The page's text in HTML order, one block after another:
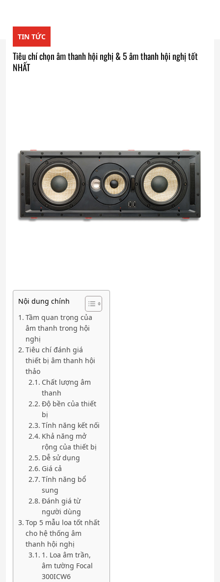
TIN TỨC
Tiêu chí chọn âm thanh hội nghị & 5 âm thanh hội nghị tốt
NHẤT
Nội dung chính
Tầm quan trọng của
âm thanh trong hội
nghị
Tiêu chí đánh giá
thiết bị âm thanh hội
thảo
Chất lượng âm
thanh
Độ bền của thiết
bị
Tính năng kết nối
Khả năng mở
rộng của thiết bị
Dễ sử dụng
Giá cả
Tính năng bổ
sung
Đánh giá từ
người dùng
Top 5 mẫu loa tốt nhất
cho hệ thống âm
thanh hội nghị
1. Loa âm trần,
âm tường Focal
300ICW6